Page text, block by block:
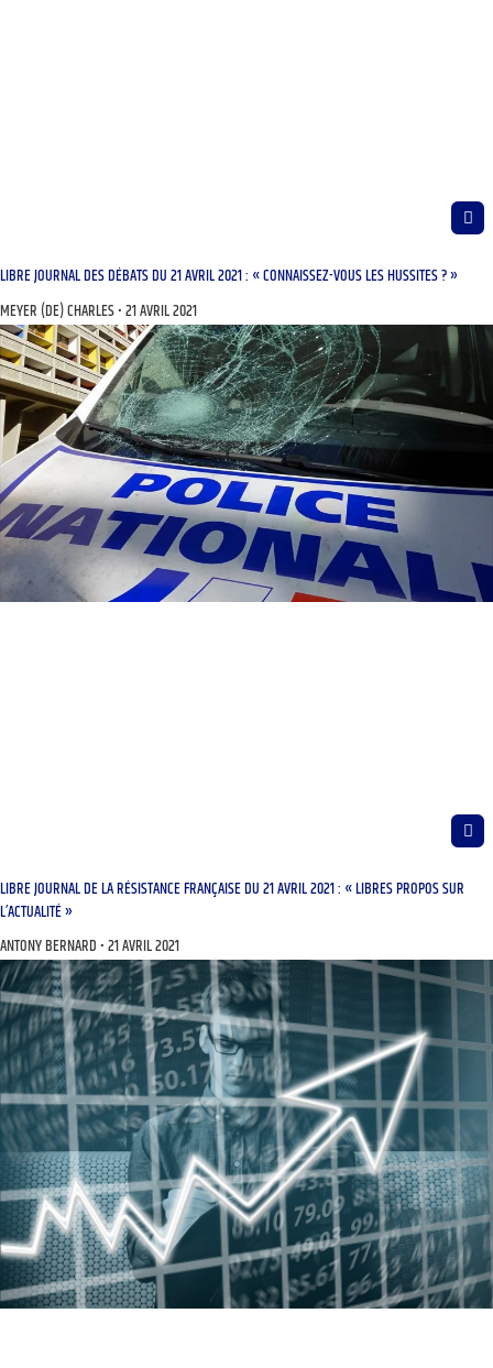
LIBRE JOURNAL DES DÉBATS DU 21 AVRIL 2021 : « CONNAISSEZ-VOUS LES HUSSITES ? »
MEYER (DE) CHARLES 21 AVRIL 2021
LIBRE JOURNAL DE LA RÉSISTANCE FRANÇAISE DU 21 AVRIL 2021 : « LIBRES PROPOS SUR
L’ACTUALITÉ »
ANTONY BERNARD 21 AVRIL 2021